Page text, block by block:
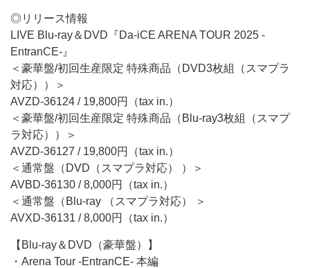
◎リリース情報
LIVE Blu-ray＆DVD『Da-iCE ARENA TOUR 2025 -
EntranCE-』
＜豪華盤/初回生産限定 特殊商品（DVD3枚組（スマプラ
対応））＞
AVZD-36124 / 19,800円（tax in.）
＜豪華盤/初回生産限定 特殊商品（Blu-ray3枚組（スマプ
ラ対応））＞
AVZD-36127 / 19,800円（tax in.）
＜通常盤（DVD（スマプラ対応） ）＞
AVBD-36130 / 8,000円（tax in.）
＜通常盤（Blu-ray （スマプラ対応） ＞
AVXD-36131 / 8,000円（tax in.）
【Blu-ray＆DVD（豪華盤）】
・Arena Tour -EntranCE- 本編